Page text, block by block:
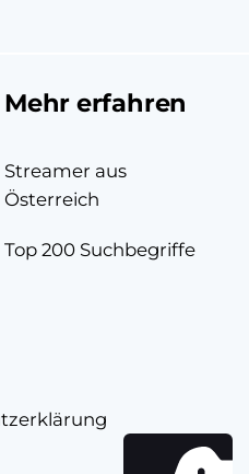
Mehr erfahren
Streamer aus
Österreich
Top 200 Suchbegriffe